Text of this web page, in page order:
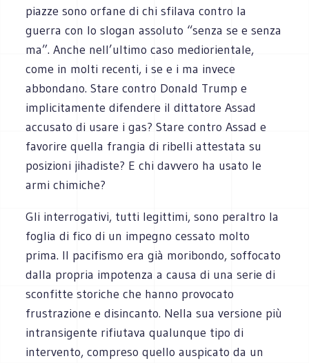
piazze sono orfane di chi sfilava contro la
guerra con lo slogan assoluto “senza se e senza
ma”. Anche nell’ultimo caso mediorientale,
come in molti recenti, i se e i ma invece
abbondano. Stare contro Donald Trump e
implicitamente difendere il dittatore Assad
accusato di usare i gas? Stare contro Assad e
favorire quella frangia di ribelli attestata su
posizioni jihadiste? E chi davvero ha usato le
armi chimiche?
Gli interrogativi, tutti legittimi, sono peraltro la
foglia di fico di un impegno cessato molto
prima. Il pacifismo era già moribondo, soffocato
dalla propria impotenza a causa di una serie di
sconfitte storiche che hanno provocato
frustrazione e disincanto. Nella sua versione più
intransigente rifiutava qualunque tipo di
intervento, compreso quello auspicato da un